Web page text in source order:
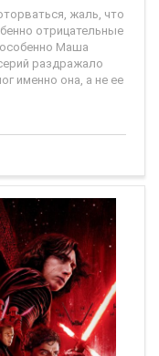
жаль, что
отрицательные
особенно Маша
раздражало
именно она, а не ее